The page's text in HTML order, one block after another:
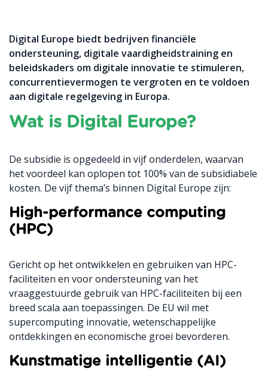
Digital Europe biedt bedrijven financiële
ondersteuning, digitale vaardigheidstraining en
beleidskaders om digitale innovatie te stimuleren,
concurrentievermogen te vergroten en te voldoen
aan digitale regelgeving in Europa.
Wat is Digital Europe?
De subsidie is opgedeeld in vijf onderdelen, waarvan
het voordeel kan oplopen tot 100% van de subsidiabele
kosten. De vijf thema’s binnen Digital Europe zijn:
High-performance computing
(HPC)
Gericht op het ontwikkelen en gebruiken van HPC-
faciliteiten en voor ondersteuning van het
vraaggestuurde gebruik van HPC-faciliteiten bij een
breed scala aan toepassingen. De EU wil met
supercomputing innovatie, wetenschappelijke
ontdekkingen en economische groei bevorderen.
Kunstmatige intelligentie (AI)